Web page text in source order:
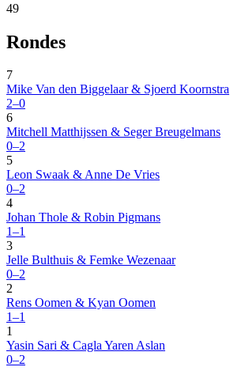
49
Rondes
7
Mike Van den Biggelaar & Sjoerd Koornstra
2–0
6
Mitchell Matthijssen & Seger Breugelmans
0–2
5
Leon Swaak & Anne De Vries
0–2
4
Johan Thole & Robin Pigmans
1–1
3
Jelle Bulthuis & Femke Wezenaar
0–2
2
Rens Oomen & Kyan Oomen
1–1
1
Yasin Sari & Cagla Yaren Aslan
0–2